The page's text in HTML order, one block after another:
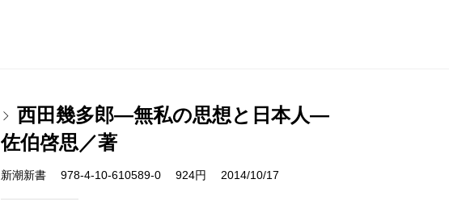
西田幾多郎―無私の思想と日本人―
佐伯啓思／著
新潮新書 978-4-10-610589-0 924円 2014/10/17